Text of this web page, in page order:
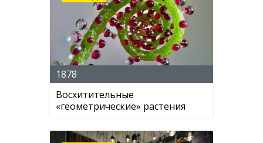
1878
Восхитительные
«геометрические» растения